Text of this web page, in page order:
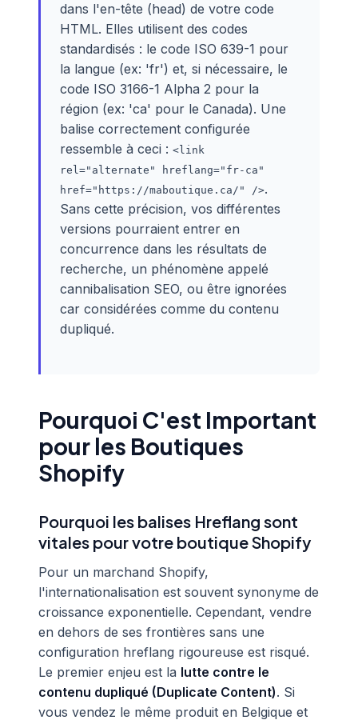
dans l'en-tête (head) de votre code
HTML. Elles utilisent des codes
standardisés : le code ISO 639-1 pour
la langue (ex: 'fr') et, si nécessaire, le
code ISO 3166-1 Alpha 2 pour la
région (ex: 'ca' pour le Canada). Une
balise correctement configurée
ressemble à ceci : <link
rel="alternate" hreflang="fr-ca"
href="https://maboutique.ca/" />.
Sans cette précision, vos différentes
versions pourraient entrer en
concurrence dans les résultats de
recherche, un phénomène appelé
cannibalisation SEO, ou être ignorées
car considérées comme du contenu
dupliqué.
Pourquoi C'est Important
pour les Boutiques
Shopify
Pourquoi les balises Hreflang sont
vitales pour votre boutique Shopify
Pour un marchand Shopify,
l'internationalisation est souvent synonyme de
croissance exponentielle. Cependant, vendre
en dehors de ses frontières sans une
configuration hreflang rigoureuse est risqué.
Le premier enjeu est la lutte contre le
contenu dupliqué (Duplicate Content). Si
vous vendez le même produit en Belgique et